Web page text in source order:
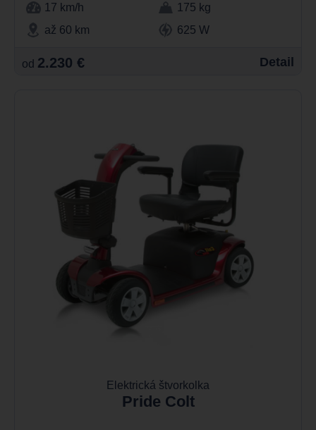
17 km/h
175 kg
až 60 km
625 W
od 2.230 € Detail
Elektrická štvorkolka
Pride Colt